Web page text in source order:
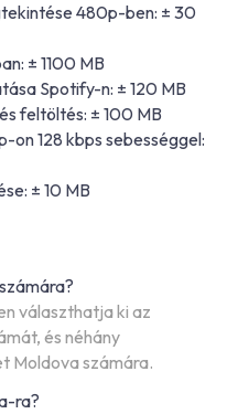
480p-ben: ± 30
± 1100 MB
Spotify-n: ± 120 MB
feltöltés: ± 100 MB
128 kbps sebességgel:
± 10 MB
választhatja ki az
és néhány
Moldova számára.
ra?